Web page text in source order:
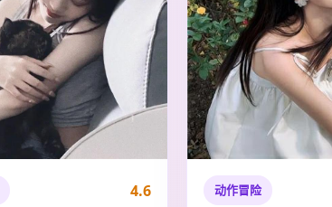
4.6 动作冒险